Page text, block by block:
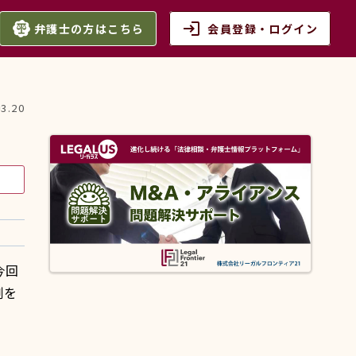
弁護士の方はこちら login 会員登録・ログイン
回